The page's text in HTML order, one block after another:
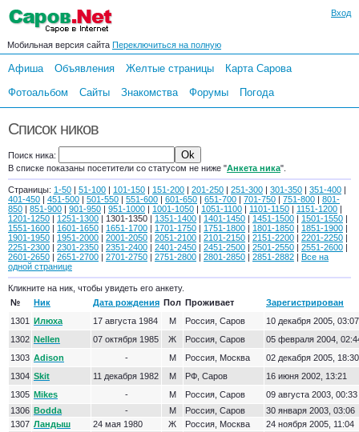
Вход
Мобильная версия сайта Переключиться на полную
Афиша Объявления Желтые страницы
Карта Сарова
Фотоальбом
Сайты Знакомства Форумы Погода
Список ников
Поиск ника:
В списке показаны посетители со статусом не ниже "Анкета ника".
Страницы: 1-50 | 51-100 | 101-150 | 151-200 | 201-250 | 251-300 | 301-350 | 351-400 |
401-450 | 451-500 | 501-550 | 551-600 | 601-650 | 651-700 | 701-750 | 751-800 | 801-
850 | 851-900 | 901-950 | 951-1000 | 1001-1050 | 1051-1100 | 1101-1150 | 1151-1200 |
1201-1250 | 1251-1300 | 1301-1350 | 1351-1400 | 1401-1450 | 1451-1500 | 1501-1550 |
1551-1600 | 1601-1650 | 1651-1700 | 1701-1750 | 1751-1800 | 1801-1850 | 1851-1900 |
1901-1950 | 1951-2000 | 2001-2050 | 2051-2100 | 2101-2150 | 2151-2200 | 2201-2250 |
2251-2300 | 2301-2350 | 2351-2400 | 2401-2450 | 2451-2500 | 2501-2550 | 2551-2600 |
2601-2650 | 2651-2700 | 2701-2750 | 2751-2800 | 2801-2850 | 2851-2882 | Все на
одной странице
Кликните на ник, чтобы увидеть его анкету.
№
Ник Дата рождения Пол Проживает
Зарегистрирован
1301 Илюха 17 августа 1984 М Россия, Саров
10 декабря 2005, 03:07
1302 Nellen 07 октября 1985 Ж Россия, Саров
05 февраля 2004,
1303 Adison - М Россия, Москва
02 декабря 2005, 18:30
1304 Skit 11 декабря 1982 М РФ, Саров
16 июня 2002, 13:21
1305 Mikes - М Россия, Саров
09 августа 2003, 00:33
1306 Bodda - М Россия, Саров
30 января 2003, 03:06
1307 Ландыш 24 мая 1980 Ж Россия, Москва
24 ноября 2005, 11:04